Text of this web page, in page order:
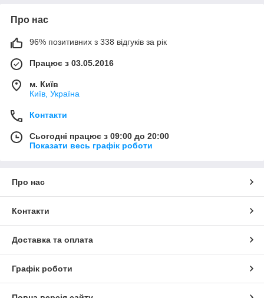
Про нас
96% позитивних з 338 відгуків за рік
Працює з 03.05.2016
м. Київ
Київ, Україна
Контакти
Сьогодні працює з 09:00 до 20:00
Показати весь графік роботи
Про нас
Контакти
Доставка та оплата
Графік роботи